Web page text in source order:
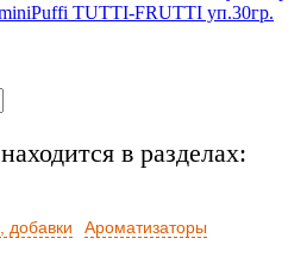
TUTTI-FRUTTI уп.30гр.
в разделах:
добавки Ароматизаторы